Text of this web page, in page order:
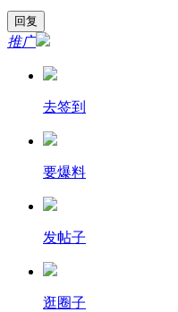
推广
去签到
要爆料
发帖子
逛圈子